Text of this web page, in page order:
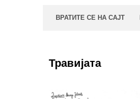
ВРАТИТЕ СЕ НА САЈТ
Травијата